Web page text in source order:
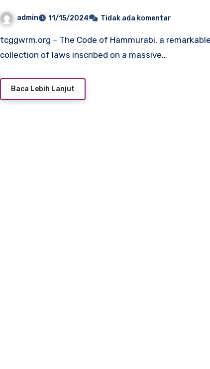
admin 11/15/2024 Tidak ada komentar
tcggwrm.org – The Code of Hammurabi, a remarkable
collection of laws inscribed on a massive…
Baca Lebih Lanjut